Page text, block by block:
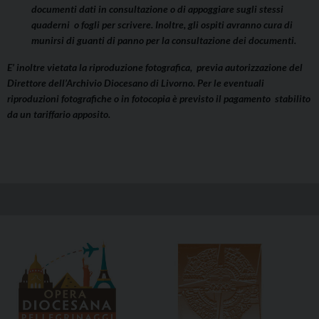
documenti dati in consultazione o di appoggiare sugli stessi
quaderni o fogli per scrivere. Inoltre, gli ospiti avranno cura di
munirsi di guanti di panno per la consultazione dei documenti.
E’ inoltre vietata la riproduzione fotografica, previa autorizzazione del
Direttore dell’Archivio Diocesano di Livorno. Per le eventuali
riproduzioni fotografiche o in fotocopia è previsto il pagamento stabilito
da un tariffario apposito.